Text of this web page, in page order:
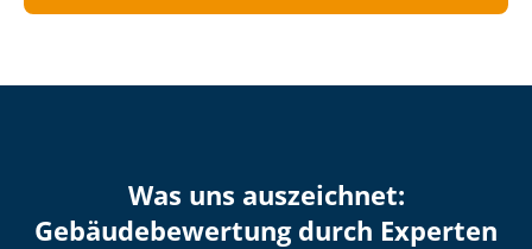
Was uns auszeichnet:
Ge­bäu­de­be­wer­tung durch Experten